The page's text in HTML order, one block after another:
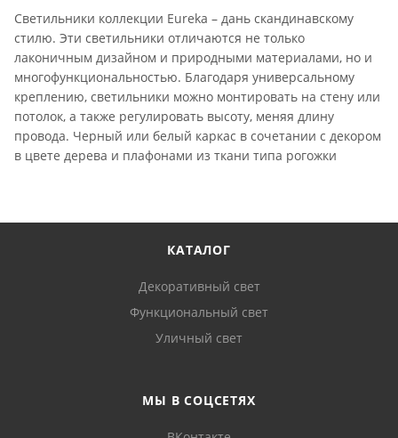
Светильники коллекции Eureka – дань скандинавскому
стилю. Эти светильники отличаются не только
лаконичным дизайном и природными материалами, но и
многофункциональностью. Благодаря универсальному
креплению, светильники можно монтировать на стену или
потолок, а также регулировать высоту, меняя длину
провода. Черный или белый каркас в сочетании с декором
в цвете дерева и плафонами из ткани типа рогожки
КАТАЛОГ
Декоративный свет
Функциональный свет
Уличный свет
МЫ В СОЦСЕТЯХ